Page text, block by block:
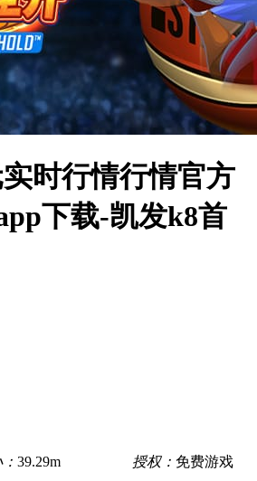
时行情行情官方
下载-凯发k8首
39.29m 授权： 免费游戏